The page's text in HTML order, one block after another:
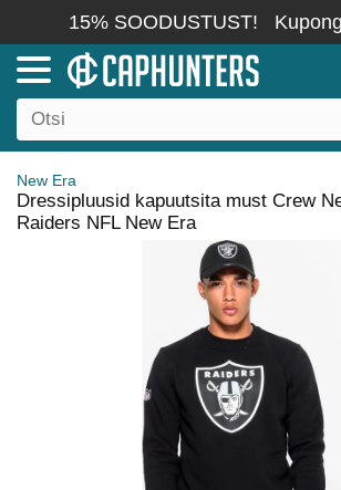
15% SOODUSTUST!
New Era
Dressipluusid kapuutsita must Crew
Raiders NFL New Era